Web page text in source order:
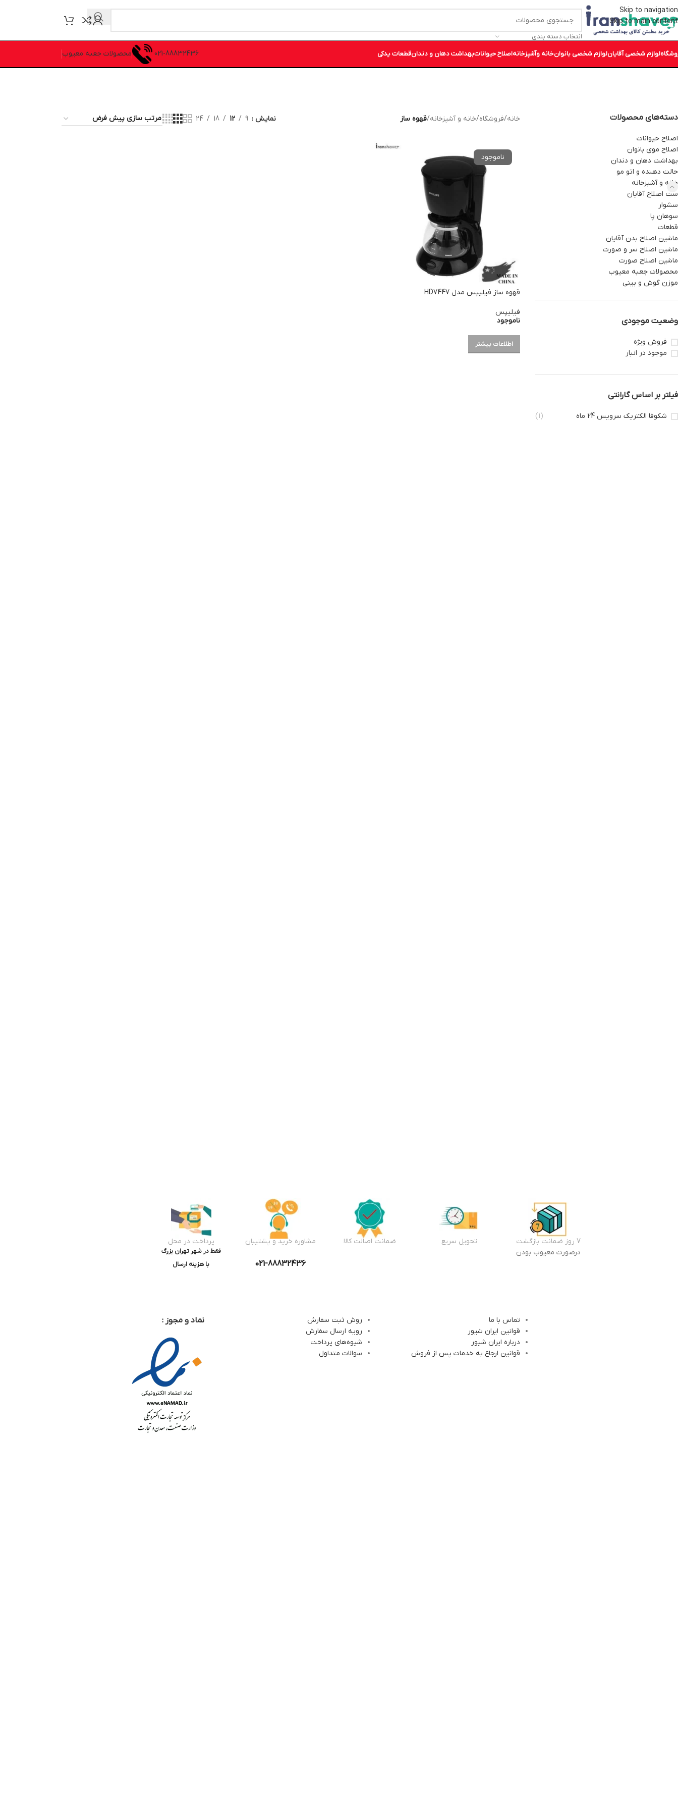
Skip to navigation
Skip to main content
انتخاب دسته بندی
لوازم شخصی آقایانلوازم شخصی بانوانخانه وآشپزخانهاصلاح حیواناتبهداشت دهان و دندانقطعات یدکی 021-88832436 محصولات جعبه معیوب
دسته‌های محصولات
اصلاح حیوانات
اصلاح موی بانوان
بهداشت دهان و دندان
حالت دهنده و اتو مو
خانه و آشپزخانه
ست اصلاح آقایان
سشوار
سوهان پا
قطعات
ماشین اصلاح بدن آقایان
ماشین اصلاح سر و صورت
ماشین اصلاح صورت
محصولات جعبه معیوب
موزن گوش و بینی
وضعیت موجودی
فروش ویژه
موجود در انبار
فیلتر بر اساس گارانتی
شکوفا الکتریک سرویس 24 ماه (1)
خانه/فروشگاه/خانه و آشپزخانه/قهوه ساز نمایش 9
12
18
24
قهوه ساز فیلیپس مدل HD7447
فیلیپس
ناموجود
اطلاعات بیشتر
7 روز ضمانت بازگشت
درصورت معیوب بودن
تحویل سریع ضمانت اصالت کالا مشاوره خرید و پشتیبان
021-88832436
پرداخت در محل
فقط در شهر تهران بزرگ
با هزینه ارسال
تماس با ما
قوانین ایران شیور
درباره ایران شیور
قوانین ارجاع به خدمات پس از فروش
روش ثبت سفارش
رویه ارسال سفارش
شیوه‌های پرداخت
سوالات متداول
نماد و مجوز :